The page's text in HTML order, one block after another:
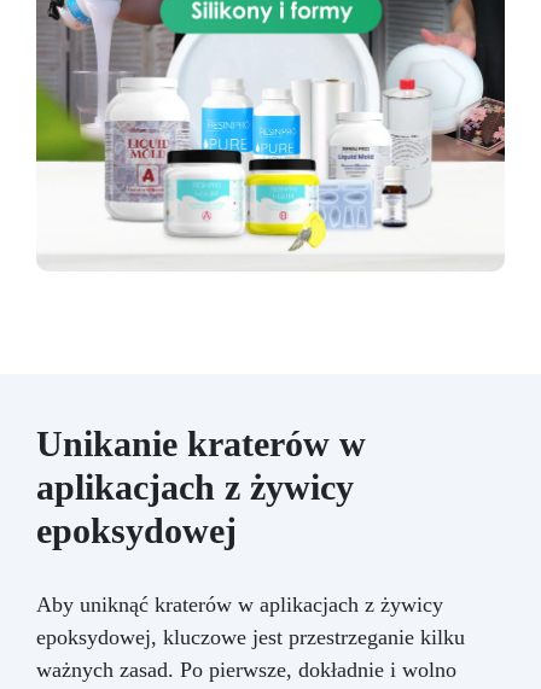
Unikanie kraterów w
aplikacjach z żywicy
epoksydowej
Aby uniknąć kraterów w aplikacjach z żywicy
epoksydowej, kluczowe jest przestrzeganie kilku
ważnych zasad. Po pierwsze, dokładnie i wolno